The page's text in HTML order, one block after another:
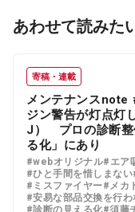
あわせて読みた
寄稿・連載
メンテナンス
ジン警告が灯点灯
J） プロの診断整
る化」にあり
#webオリジナル#エア
#ひと手間を惜しまない
#ミスファイヤー#メカ
#安易な部品交換を行わ